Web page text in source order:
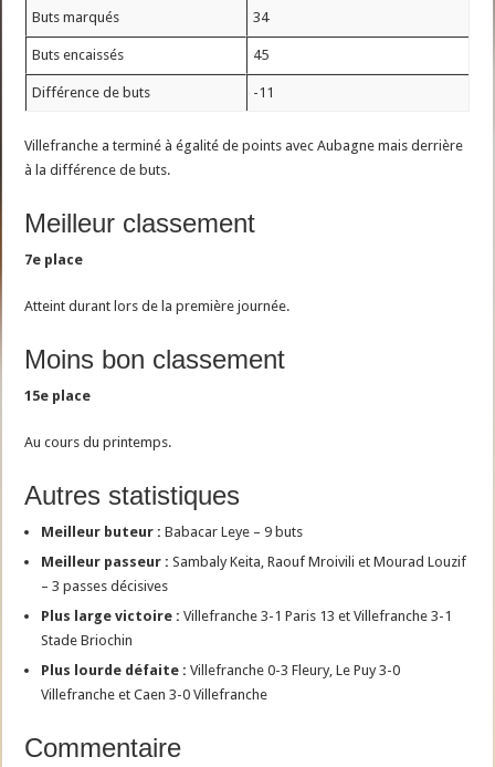
Buts marqués 34
Buts encaissés 45
Différence de buts -11
Villefranche a terminé à égalité de points avec Aubagne mais derrière
à la différence de buts.
Meilleur classement
7e place
Atteint durant lors de la première journée.
Moins bon classement
15e place
Au cours du printemps.
Autres statistiques
Meilleur buteur : Babacar Leye – 9 buts
Meilleur passeur : Sambaly Keita, Raouf Mroivili et Mourad Louzif
– 3 passes décisives
Plus large victoire : Villefranche 3-1 Paris 13 et Villefranche 3-1
Stade Briochin
Plus lourde défaite : Villefranche 0-3 Fleury, Le Puy 3-0
Villefranche et Caen 3-0 Villefranche
Commentaire